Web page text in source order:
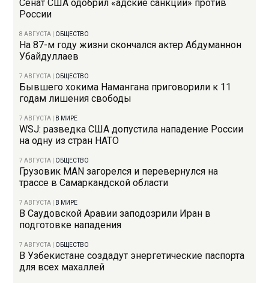
Сенат США одобрил «адские санкции» против
России
8 АВГУСТА ОБЩЕСТВО
На 87-м году жизни скончался актер Абдуманнон
Убайдуллаев
7 АВГУСТА ОБЩЕСТВО
Бывшего хокима Намангана приговорили к 11
годам лишения свободы
7 АВГУСТА В МИРЕ
WSJ: разведка США допустила нападение России
на одну из стран НАТО
7 АВГУСТА ОБЩЕСТВО
Грузовик MAN загорелся и перевернулся на
трассе в Самаркандской области
7 АВГУСТА В МИРЕ
В Саудовской Аравии заподозрили Иран в
подготовке нападения
7 АВГУСТА ОБЩЕСТВО
В Узбекистане создадут энергетические паспорта
для всех махаллей